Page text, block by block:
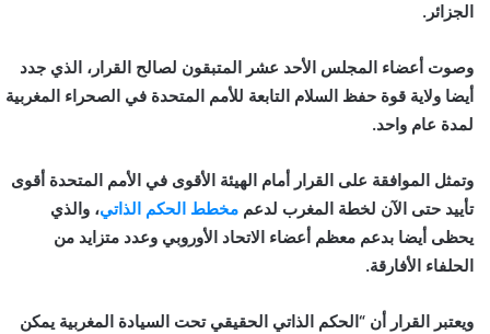
الجزائر.
وصوت أعضاء المجلس الأحد عشر المتبقون لصالح القرار، الذي جدد
أيضا ولاية قوة حفظ السلام التابعة للأمم المتحدة في الصحراء المغربية
لمدة عام واحد.
وتمثل الموافقة على القرار أمام الهيئة الأقوى في الأمم المتحدة أقوى
تأييد حتى الآن لخطة المغرب لدعم مخطط الحكم الذاتي، والذي
يحظى أيضا بدعم معظم أعضاء الاتحاد الأوروبي وعدد متزايد من
الحلفاء الأفارقة.
ويعتبر القرار أن “الحكم الذاتي الحقيقي تحت السيادة المغربية يمكن